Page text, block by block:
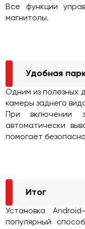
Все функции
магнитолы.
Удобная
Одним из полезных
камеры заднего
При включении
автоматически
помогает
Итог
Установка
популярный